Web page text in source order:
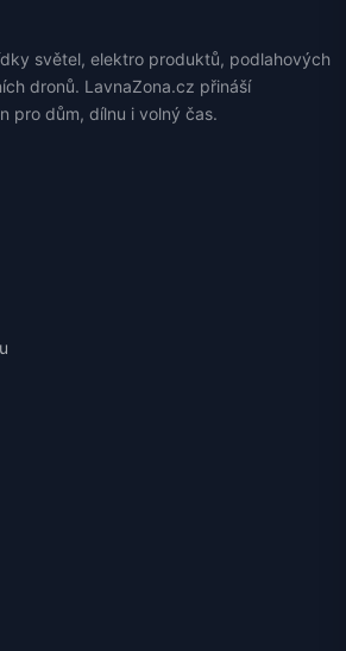
světel, elektro produktů, podlahových
dronů. LavnaZona.cz přináší
pro dům, dílnu i volný čas.